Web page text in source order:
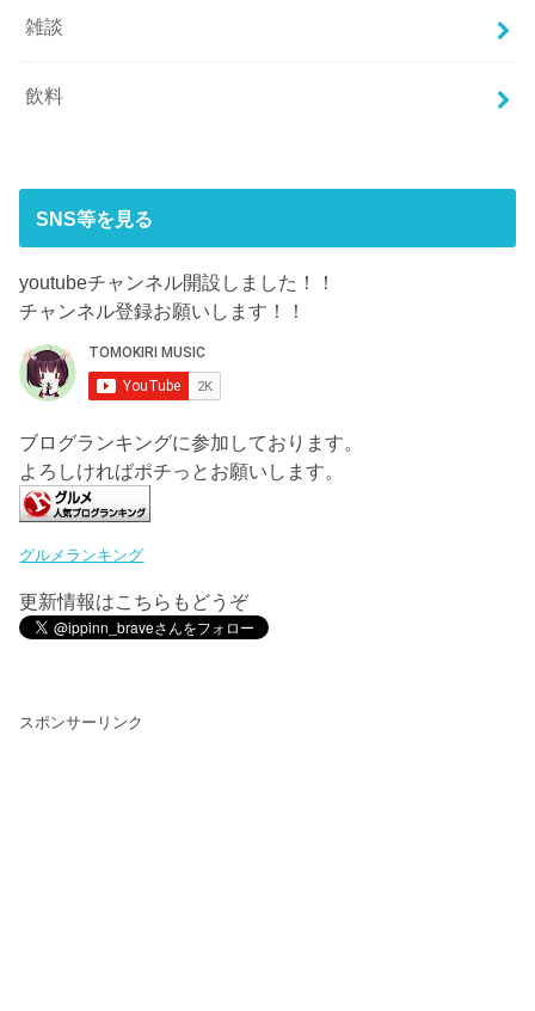
雑談
飲料
SNS等を見る
youtubeチャンネル開設しました！！
チャンネル登録お願いします！！
ブログランキングに参加しております。
よろしければポチっとお願いします。
グルメランキング
更新情報はこちらもどうぞ
スポンサーリンク